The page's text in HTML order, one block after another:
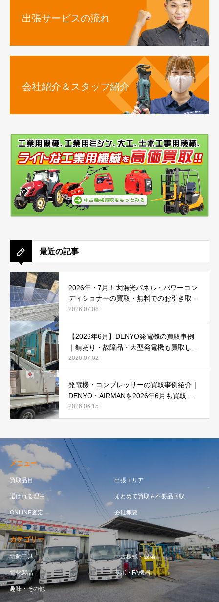
出張サービスの流れ
会社紹介＆スタッフ紹介
最近の記事
2026年・7月！太陽光パネル・パワーコン
ディショナーの買取・無料でのお引き取り
強化中です(^^♪
2026.07.08
【2026年6月】DENYO発電機の買取事例
｜錆あり・故障品・大型発電機も買取しま
した
2026.07.02
発電機・コンプレッサーの買取事例紹介｜
DENYO・AIRMANを2026年6月も買取強
化中
2026.06.15
メニュー
買取品目 出張エリア
選ばれる理由 まとめて買取＆不要品回収
ONLINE査定 会社概要
カテゴリー
電動工具 中古機械・設備
電化製品 ラボ・FA機器
趣味・その他